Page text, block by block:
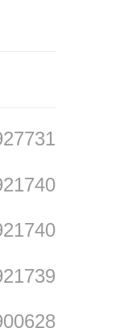
的亲
满足
“应
体验